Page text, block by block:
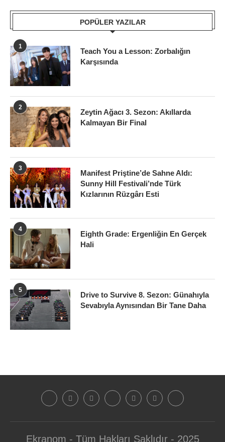
POPÜLER YAZILAR
1
Teach You a Lesson: Zorbalığın
Karşısında
2
Zeytin Ağacı 3. Sezon: Akıllarda
Kalmayan Bir Final
3
Manifest Priştine’de Sahne Aldı:
Sunny Hill Festivali’nde Türk
Kızlarının Rüzgârı Esti
4
Eighth Grade: Ergenliğin En Gerçek
Hali
5
Drive to Survive 8. Sezon: Günahıyla
Sevabıyla Aynısından Bir Tane Daha
Ekranom - Tüm Hakları Saklıdır - 2025